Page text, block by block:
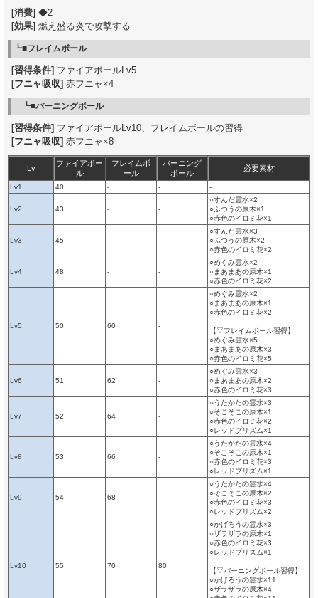
[消費] ◆2
[効果] 燃え盛る炎で攻撃する
┗■フレイムボール
[習得条件] ファイアボールLv5
[フニャ吸収] 赤フニャ×4
┗■バーニングボール
[習得条件] ファイアボールLv10、フレイムボールの習得
[フニャ吸収] 赤フニャ×8
Lv
ファイアボー
ル
フレイムボ
ール
バーニング
ボール
必要素材
Lv1 40 - - -
Lv2 43 - -
○すんだ霊水×2
○ふつうの原木×1
○赤色のイロミ花×1
Lv3 45 - -
○すんだ霊水×3
○ふつうの原木×2
○赤色のイロミ花×2
Lv4 48 - -
○めぐみ霊水×2
○まあまあの原木×1
○赤色のイロミ花×2
Lv5 50 60 -
○めぐみ霊水×2
○まあまあの原木×1
○赤色のイロミ花×2
【▽フレイムボール習得】
○めぐみ霊水×5
○まあまあの原木×3
○赤色のイロミ花×5
Lv6 51 62 -
○めぐみ霊水×3
○まあまあの原木×2
○赤色のイロミ花×3
Lv7 52 64 -
○うたかたの霊水×3
○そこそこの原木×1
○赤色のイロミ花×2
○レッドプリズム×1
Lv8 53 66 -
○うたかたの霊水×4
○そこそこの原木×1
○赤色のイロミ花×3
○レッドプリズム×1
Lv9 54 68
○うたかたの霊水×4
○そこそこの原木×2
○赤色のイロミ花×3
○レッドプリズム×2
Lv10 55 70 80
○かげろうの霊水×3
○ザラザラの原木×1
○赤色のイロミ花×3
○レッドプリズム×1
【▽バーニングボール習得】
○かげろうの霊水×11
○ザラザラの原木×4